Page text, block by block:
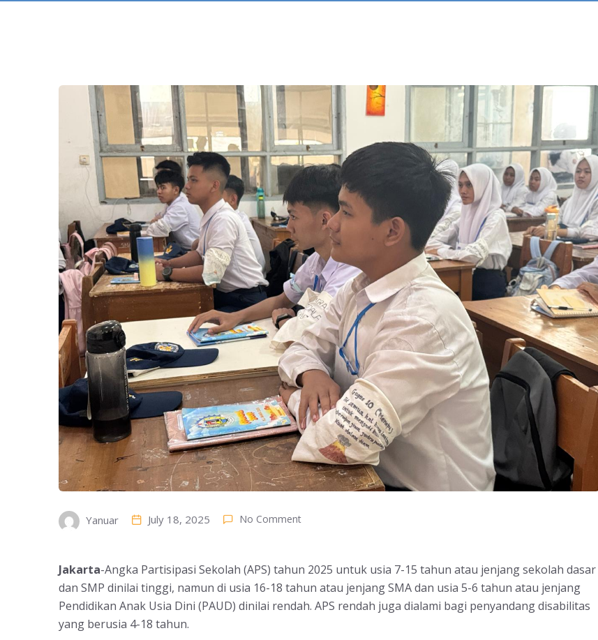
Yanuar July 18, 2025 No Comment
Jakarta-Angka Partisipasi Sekolah (APS) tahun 2025 untuk usia 7-15 tahun atau jenjang sekolah dasar
dan SMP dinilai tinggi, namun di usia 16-18 tahun atau jenjang SMA dan usia 5-6 tahun atau jenjang
Pendidikan Anak Usia Dini (PAUD) dinilai rendah. APS rendah juga dialami bagi penyandang disabilitas
yang berusia 4-18 tahun.